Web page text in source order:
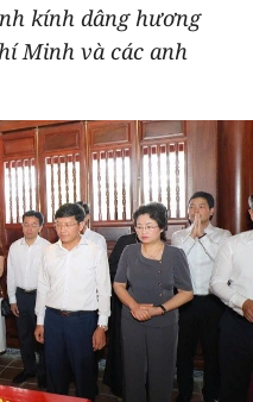
kính dâng hương
Minh và các anh